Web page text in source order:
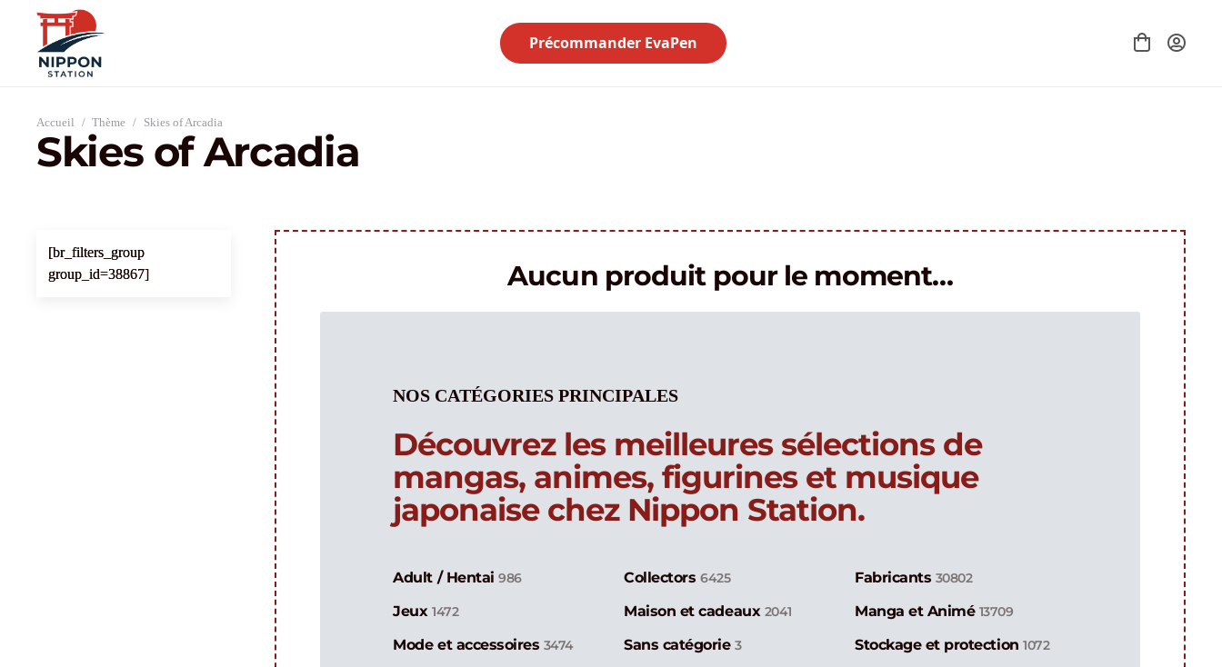
Précommander EvaPen
Accueil / Thème / Skies of Arcadia
Skies of Arcadia
[br_filters_group
group_id=38867]
Aucun produit pour le moment…
NOS CATÉGORIES PRINCIPALES
Découvrez les meilleures sélections de
mangas, animes, figurines et musique
japonaise chez Nippon Station.
Adult / Hentai986 Collectors 6425 Fabricants 30802
Jeux 1472 Maison et cadeaux 2041 Manga et Animé 13709
Mode et accessoires 3474 Sans catégorie3 Stockage et protection1072